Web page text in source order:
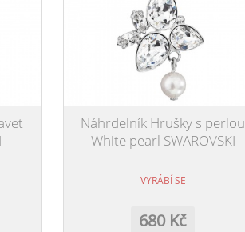
Náhrdelník Hrušky s perlou
White pearl SWAROVSKI
VYRÁBÍ SE
680 Kč